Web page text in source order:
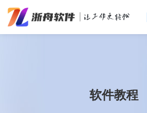
软件教程